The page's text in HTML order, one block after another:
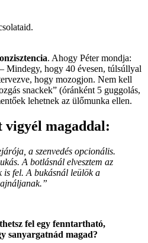
. Ahogy Péter mondja:
– Mindegy, hogy 40 évesen, túlsúllyal
hogy mozogjon. Nem kell
snackek” (óránként 5 guggolás,
lehetnek az ülőmunka ellen.
vigyél magaddal:
a szenvedés opcionális.
A botlásnál elvesztem az
is fel. A bukásnál leülök a
fel egy fenntartható,
sanyargatnád magad?